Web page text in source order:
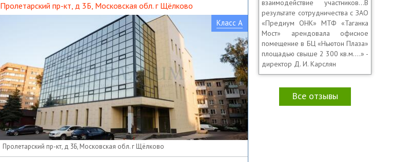
Пролетарский пр-кт, д 3Б, Московская обл. г Щёлково
Класс A
Пролетарский пр-кт, д 3Б, Московская обл. г Щёлково
взаимодействие участников…В
результате сотрудничества с ЗАО
«Предиум ОНК» МТФ «Таганка
Мост» арендовала офисное
помещение в БЦ «Ньютон Плаза»
площадью свыше 2 300 кв.м.…» -
директор Д. И. Карслян
Все отзывы